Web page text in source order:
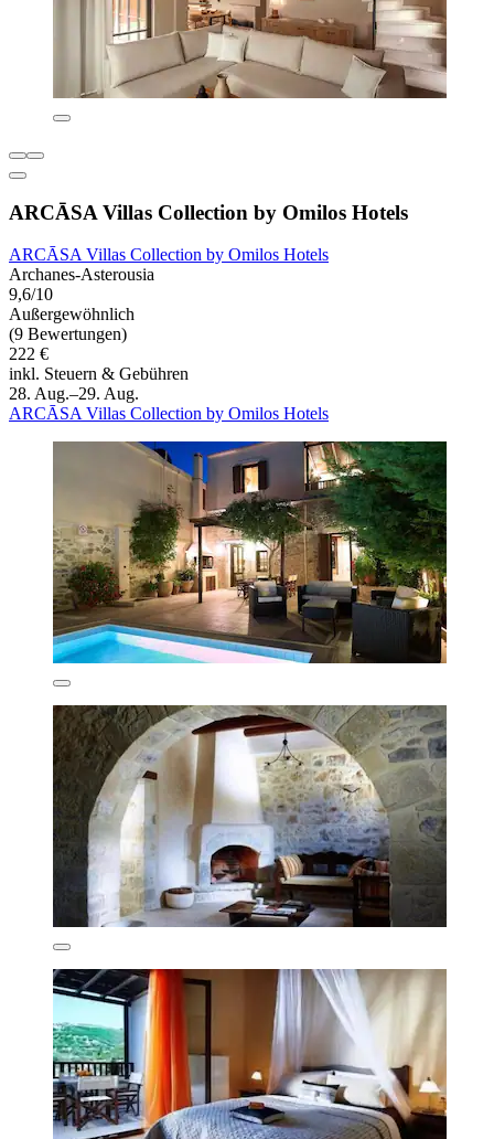
ARCĀSA Villas Collection by Omilos Hotels
ARCĀSA Villas Collection by Omilos Hotels
Archanes-Asterousia
9,6/10
Außergewöhnlich
(9 Bewertungen)
222 €
inkl. Steuern & Gebühren
28. Aug.–29. Aug.
ARCĀSA Villas Collection by Omilos Hotels